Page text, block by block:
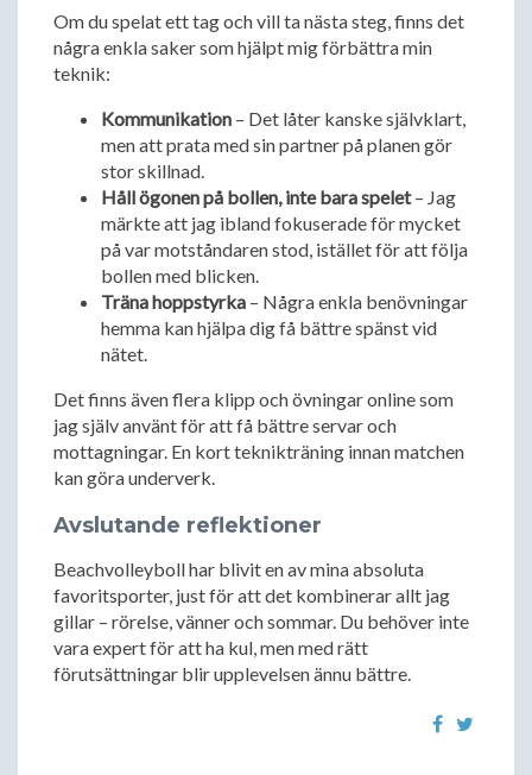
Om du spelat ett tag och vill ta nästa steg, finns det
några enkla saker som hjälpt mig förbättra min
teknik:
Kommunikation – Det låter kanske självklart,
men att prata med sin partner på planen gör
stor skillnad.
Håll ögonen på bollen, inte bara spelet– Jag
märkte att jag ibland fokuserade för mycket
på var motståndaren stod, istället för att följa
bollen med blicken.
Träna hoppstyrka – Några enkla benövningar
hemma kan hjälpa dig få bättre spänst vid
nätet.
Det finns även flera klipp och övningar online som
jag själv använt för att få bättre servar och
mottagningar. En kort teknikträning innan matchen
kan göra underverk.
Avslutande reflektioner
Beachvolleyboll har blivit en av mina absoluta
favoritsporter, just för att det kombinerar allt jag
gillar – rörelse, vänner och sommar. Du behöver inte
vara expert för att ha kul, men med rätt
förutsättningar blir upplevelsen ännu bättre.